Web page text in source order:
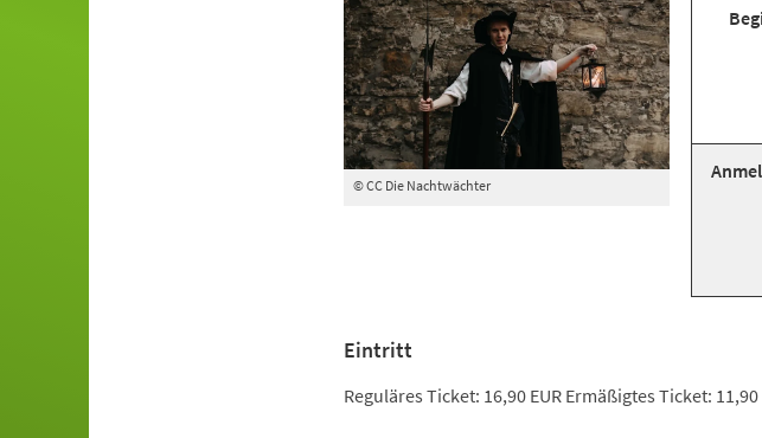
© CC Die Nachtwächter
Eintritt
Reguläres Ticket: 16,90 EUR Ermäßigtes Ticket: